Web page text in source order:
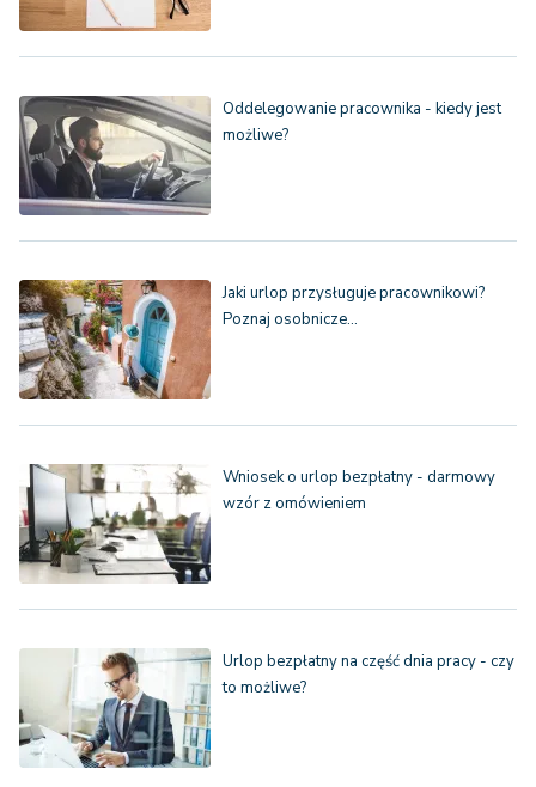
Oddelegowanie pracownika - kiedy jest
możliwe?
Jaki urlop przysługuje pracownikowi?
Poznaj osobnicze…
Wniosek o urlop bezpłatny - darmowy
wzór z omówieniem
Urlop bezpłatny na część dnia pracy - czy
to możliwe?